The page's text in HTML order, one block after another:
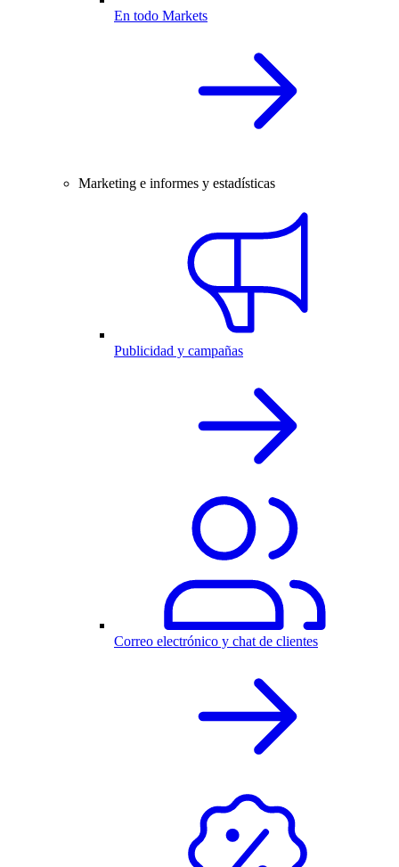
En todo Markets
Marketing e informes y estadísticas
Publicidad y campañas
Correo electrónico y chat de clientes